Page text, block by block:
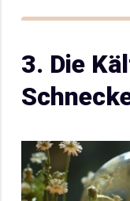
3. Die